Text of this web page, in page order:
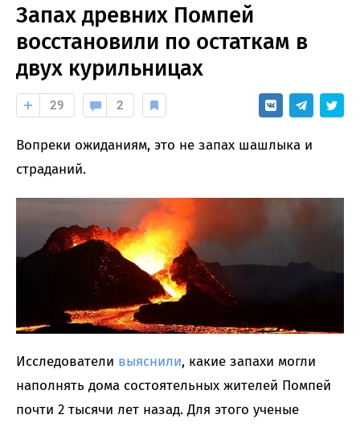
Запах древних Помпей
восстановили по остаткам в
двух курильницах
29 2
Вопреки ожиданиям, это не запах шашлыка и
страданий.
Исследователи выяснили, какие запахи могли
наполнять дома состоятельных жителей Помпей
почти 2 тысячи лет назад. Для этого ученые